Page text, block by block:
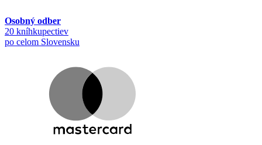
Osobný odber
20 kníhkupectiev
po celom Slovensku